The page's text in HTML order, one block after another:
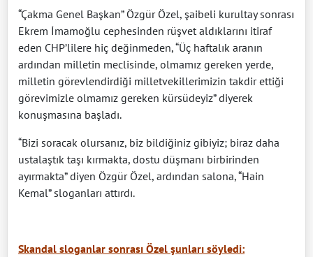
“Çakma Genel Başkan” Özgür Özel, şaibeli kurultay sonrası
Ekrem İmamoğlu cephesinden rüşvet aldıklarını itiraf
eden CHP’lilere hiç değinmeden, “Üç haftalık aranın
ardından milletin meclisinde, olmamız gereken yerde,
milletin görevlendirdiği milletvekillerimizin takdir ettiği
görevimizle olmamız gereken kürsüdeyiz” diyerek
konuşmasına başladı.
“Bizi soracak olursanız, biz bildiğiniz gibiyiz; biraz daha
ustalaştık taşı kırmakta, dostu düşmanı birbirinden
ayırmakta” diyen Özgür Özel, ardından salona, “Hain
Kemal” sloganları attırdı.
Skandal sloganlar sonrası Özel şunları söyledi: